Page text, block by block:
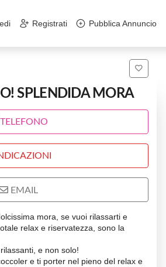
Registrati Pubblica Annuncio
SPLENDIDA MORA
TELEFONO
EMAIL
mora, se vuoi rilassarti e
relax e riservatezza, sono la
e non solo!
e ti porter nel pieno del relax e